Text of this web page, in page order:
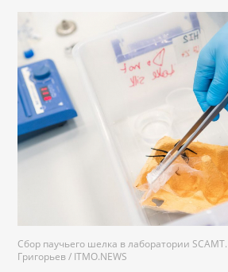
Сбор паучьего шелка в лаборатории
Григорьев / ITMO.NEWS